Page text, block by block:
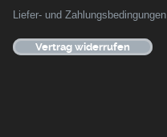
Liefer- und Zahlungsbedingungen
Vertrag widerrufen